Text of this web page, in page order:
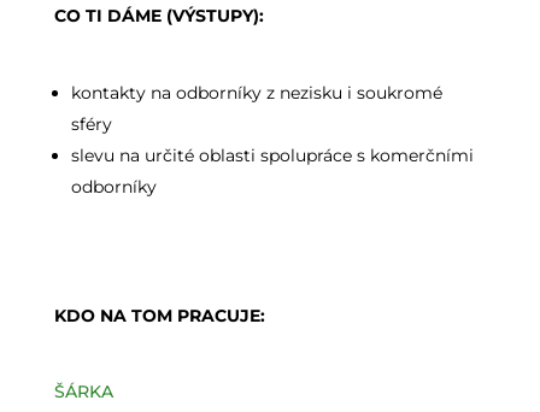
CO TI DÁME (VÝSTUPY):
kontakty na odborníky z nezisku i soukromé
sféry
slevu na určité oblasti spolupráce s komerčními
odborníky
KDO NA TOM PRACUJE:
ŠÁRKA